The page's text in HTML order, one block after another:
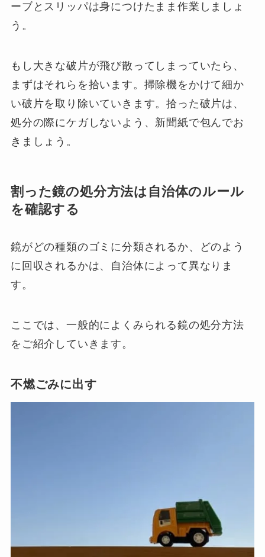
ーブとスリッパは身につけたまま作業しましょ
う。
もし大きな破片が飛び散ってしまっていたら、
まずはそれらを拾います。掃除機をかけて細か
い破片を取り除いていきます。拾った破片は、
処分の際にケガしないよう、新聞紙で包んでお
きましょう。
割った鏡の処分方法は自治体のルール
を確認する
鏡がどの種類のゴミに分類されるか、どのよう
に回収されるかは、自治体によって異なりま
す。
ここでは、一般的によくみられる鏡の処分方法
をご紹介していきます。
不燃ごみに出す